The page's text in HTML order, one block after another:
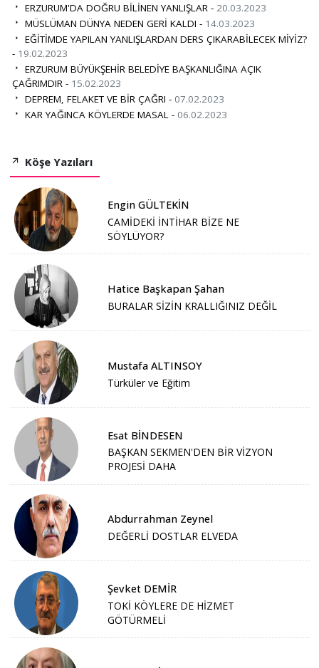
ERZURUM'DA DOĞRU BİLİNEN YANLIŞLAR - 20.03.2023
MÜSLÜMAN DÜNYA NEDEN GERİ KALDI - 14.03.2023
EĞİTİMDE YAPILAN YANLIŞLARDAN DERS ÇIKARABİLECEK MİYİZ?
- 19.02.2023
ERZURUM BÜYÜKŞEHİR BELEDİYE BAŞKANLIĞINA AÇIK
ÇAĞRIMDIR - 15.02.2023
DEPREM, FELAKET VE BİR ÇAĞRI - 07.02.2023
KAR YAĞINCA KÖYLERDE MASAL - 06.02.2023
Köşe Yazıları
Engin GÜLTEKİN
CAMİDEKİ İNTİHAR BİZE NE
SÖYLÜYOR?
Hatice Başkapan Şahan
BURALAR SİZİN KRALLIĞINIZ DEĞİL
Mustafa ALTINSOY
Türküler ve Eğitim
Esat BİNDESEN
BAŞKAN SEKMEN'DEN BİR VİZYON
PROJESİ DAHA
Abdurrahman Zeynel
DEĞERLİ DOSTLAR ELVEDA
Şevket DEMİR
TOKİ KÖYLERE DE HİZMET
GÖTÜRMELİ